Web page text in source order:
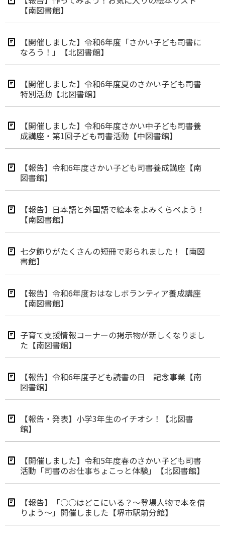
【南図書館】
【開催しました】令和6年度「さかい子ども司書に
なろう！」【北図書館】
【開催しました】令和6年度夏のさかい子ども司書
特別活動【北図書館】
【開催しました】令和6年度さかい中子ども司書養
成講座・第1回子ども司書活動【中図書館】
【報告】令和6年度さかい子ども司書養成講座【南
図書館】
【報告】日本語と外国語で絵本をよみくらべよう！
【南図書館】
七夕飾りがたくさんの短冊で彩られました！【南図
書館】
【報告】令和6年度おはなしボランティア養成講座
【南図書館】
子育て支援情報コーナーの掲示物が新しくなりまし
た【南図書館】
【報告】令和6年度子ども読書の日 記念事業【南
図書館】
【報告・発表】小学3年生のイチオシ！【北図書
館】
【開催しました】令和5年度春のさかい子ども司書
活動「司書のお仕事ちょこっと体験」【北図書館】
【報告】「○○はどこにいる？～登場人物で本を借
りよう～」開催しました【堺市駅前分館】